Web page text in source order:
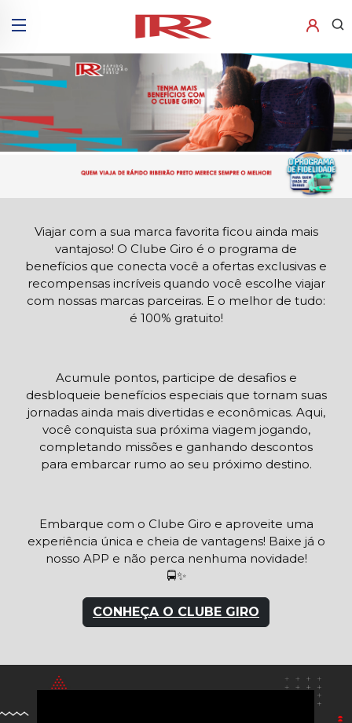
Viajar com a sua marca favorita ficou ainda mais
vantajoso! O Clube Giro é o programa de
benefícios que conecta você a ofertas exclusivas e
recompensas incríveis quando você escolhe viajar
com nossas marcas parceiras. E o melhor de tudo:
é 100% gratuito!
Acumule pontos, participe de desafios e
desbloqueie benefícios especiais que tornam suas
jornadas ainda mais divertidas e econômicas. Aqui,
você conquista sua próxima viagem jogando,
completando missões e ganhando descontos
para embarcar rumo ao seu próximo destino.
Embarque com o Clube Giro e aproveite uma
experiência única e cheia de vantagens! Baixe já o
nosso APP e não perca nenhuma novidade!
🚍✨
CONHEÇA O CLUBE GIRO